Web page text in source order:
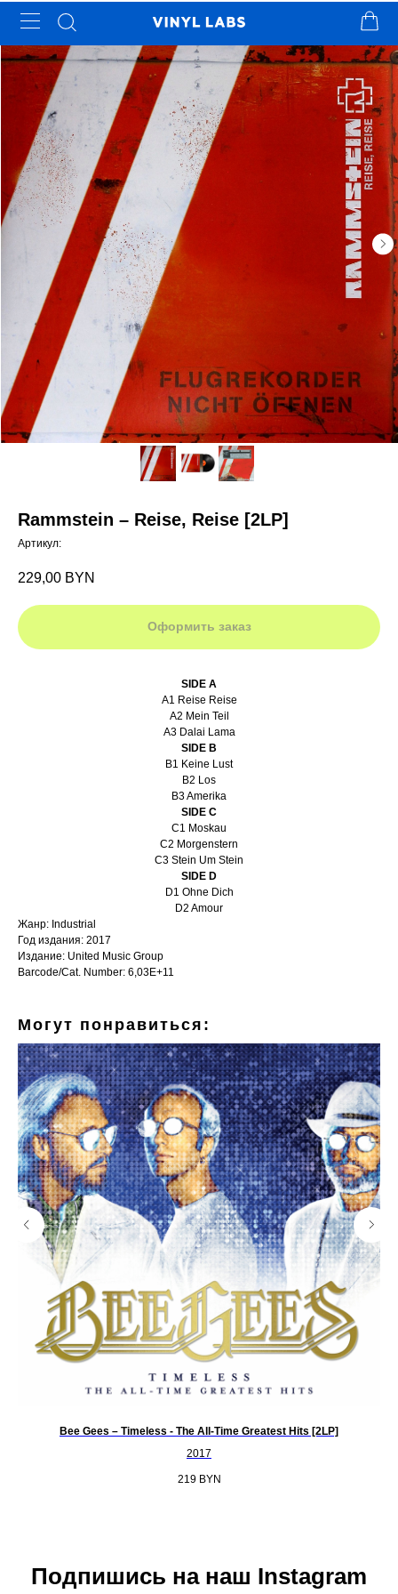
Rammstein – Reise, Reise [2LP]
Артикул:
229,00 BYN
Оформить заказ
SIDE A
A1 Reise Reise
A2 Mein Teil
A3 Dalai Lama
SIDE B
B1 Keine Lust
B2 Los
B3 Amerika
SIDE C
C1 Moskau
C2 Morgenstern
C3 Stein Um Stein
SIDE D
D1 Ohne Dich
D2 Amour
Жанр: Industrial
Год издания: 2017
Издание: United Music Group
Barcode/Cat. Number: 6,03E+11
Могут понравиться:
Bee Gees – Timeless - The All-Time Greatest Hits [2LP]
2017
219 BYN
Подпишись на наш Instagram